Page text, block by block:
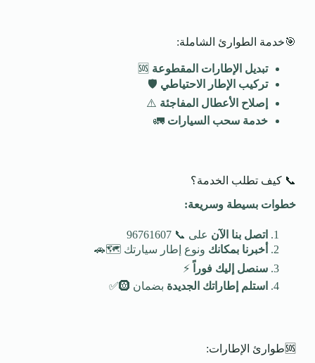
🎯خدمة الطوارئ الشاملة:
تبديل الإطارات المقطوعة
تركيب الإطار الاحتياطي 🛡️
إصلاح الأعطال المفاجئة ⚠️
خدمة سحب السيارات 🚛
📞 كيف تطلب الخدمة؟
خطوات بسيطة وسريعة:
اتصل بنا الآن على 📞 96761607
أخبرنا بمكانك ونوع إطار سيارتك 🗺️🚗
سنصل إليك فوراً
⚡
استلم إطاراتك الجديدة بضمان 🛞✅
🆘طوارئ الإطارات: